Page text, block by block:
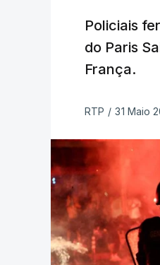
Policiais
do Paris
França.
RTP / 31 Maio